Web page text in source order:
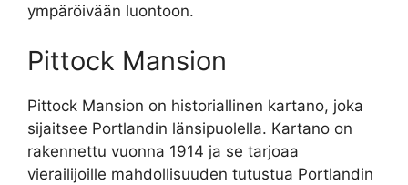
ympäröivään luontoon.
Pittock Mansion
Pittock Mansion on historiallinen kartano, joka
sijaitsee Portlandin länsipuolella. Kartano on
rakennettu vuonna 1914 ja se tarjoaa
vierailijoille mahdollisuuden tutustua Portlandin